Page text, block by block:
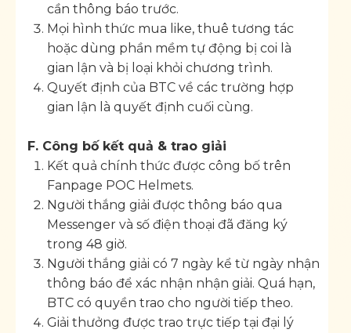
cần thông báo trước.
Mọi hình thức mua like, thuê tương tác
hoặc dùng phần mềm tự động bị coi là
gian lận và bị loại khỏi chương trình.
Quyết định của BTC về các trường hợp
gian lận là quyết định cuối cùng.
F. Công bố kết quả & trao giải
Kết quả chính thức được công bố trên
Fanpage POC Helmets.
Người thắng giải được thông báo qua
Messenger và số điện thoại đã đăng ký
trong 48 giờ.
Người thắng giải có 7 ngày kể từ ngày nhận
thông báo để xác nhận nhận giải. Quá hạn,
BTC có quyền trao cho người tiếp theo.
Giải thưởng được trao trực tiếp tại đại lý